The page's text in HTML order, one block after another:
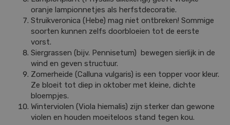
oranje lampionnetjes als herfstdecoratie.
Struikveronica (Hebe) mag niet ontbreken! Sommige
soorten kunnen zelfs doorbloeien tot de eerste
vorst.
Siergrassen (bijv. Pennisetum) bewegen sierlijk in de
wind en geven structuur.
Zomerheide (Calluna vulgaris) is een topper voor kleur.
Ze bloeit tot diep in oktober met kleine, dichte
bloempjes.
Winterviolen (Viola hiemalis) zijn sterker dan gewone
violen en houden moeiteloos stand tegen kou.